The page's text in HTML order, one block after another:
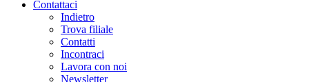
Contattaci
Indietro
Trova filiale
Contatti
Incontraci
Lavora con noi
Newsletter